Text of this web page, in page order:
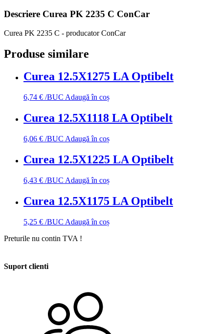
Descriere Curea PK 2235 C ConCar
Curea PK 2235 C - producator ConCar
Produse similare
Curea 12.5X1275 LA Optibelt
6,74 € /BUC Adaugă în coș
Curea 12.5X1118 LA Optibelt
6,06 € /BUC Adaugă în coș
Curea 12.5X1225 LA Optibelt
6,43 € /BUC Adaugă în coș
Curea 12.5X1175 LA Optibelt
5,25 € /BUC Adaugă în coș
Preturile nu contin TVA !
Suport clienti